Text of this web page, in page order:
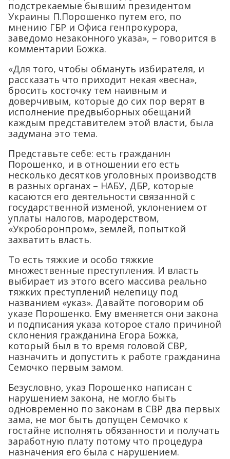
подстрекаемые бывшим президентом
Украины П.Порошенко путем его, по
мнению ГБР и Офиса генпрокурора,
заведомо незаконного указа», – говорится в
комментарии Божка.
«Для того, чтобы обмануть избирателя, и
рассказать что приходит некая «весна»,
бросить косточку тем наивным и
доверчивым, которые до сих пор верят в
исполнение предвыборных обещаний
каждым представителем этой власти, была
задумана это тема.
Представьте себе: есть гражданин
Порошенко, и в отношении его есть
несколько десятков уголовных производств
в разных органах – НАБУ, ДБР, которые
касаются его деятельности связанной с
государственной изменой, уклонением от
уплаты налогов, мародерством,
«Укроборонпром», землей, попыткой
захватить власть.
То есть тяжкие и особо тяжкие
множественные преступления. И власть
выбирает из этого всего массива реально
тяжких преступлений нелепицу под
названием «указ». Давайте поговорим об
указе Порошенко. Ему вменяется они закона
и подписания указа которое стало причиной
склонения гражданина Егора Божка,
который был в то время головой СВР,
назначить и допустить к работе гражданина
Семочко первым замом.
Безусловно, указ Порошенко написан с
нарушением закона, не могло быть
одновременно по законам в СВР два первых
зама, не мог быть допущен Семочко к
гостайне исполнять обязанности и получать
заработную плату потому что процедура
назначения его была с нарушением.